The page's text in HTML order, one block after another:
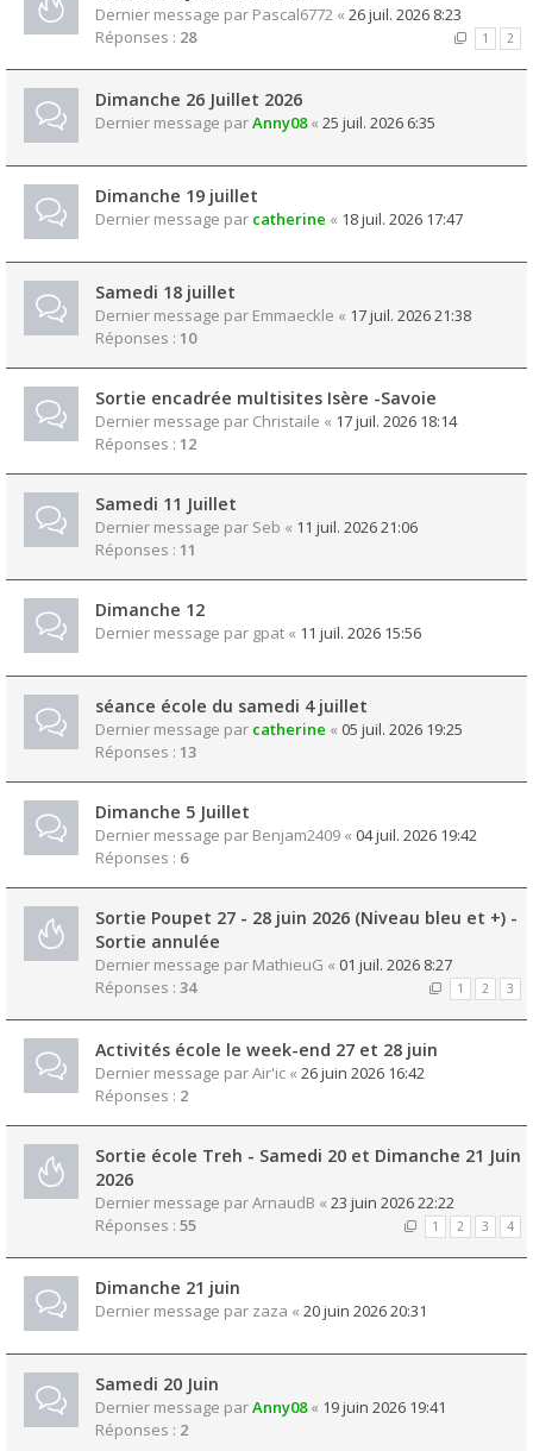
Dernier message par Pascal6772 « 26 juil. 2026 8:23
Réponses : 28 1 2
Dimanche 26 Juillet 2026
Dernier message parAnny08« 25 juil. 2026 6:35
Dimanche 19 juillet
Dernier message par catherine « 18 juil. 2026 17:47
Samedi 18 juillet
Dernier message par Emmaeckle « 17 juil. 2026 21:38
Réponses : 10
Sortie encadrée multisites Isère -Savoie
Dernier message par Christaile « 17 juil. 2026 18:14
Réponses : 12
Samedi 11 Juillet
Dernier message par Seb « 11 juil. 2026 21:06
Réponses : 11
Dimanche 12
Dernier message par gpat « 11 juil. 2026 15:56
séance école du samedi 4 juillet
Dernier message par catherine « 05 juil. 2026 19:25
Réponses : 13
Dimanche 5 Juillet
Dernier message par Benjam2409 « 04 juil. 2026 19:42
Réponses : 6
Sortie Poupet 27 - 28 juin 2026 (Niveau bleu et +) -
Sortie annulée
Dernier message par MathieuG « 01 juil. 2026 8:27
Réponses : 34 1 2 3
Activités école le week-end 27 et 28 juin
Dernier message parAir'ic « 26 juin 2026 16:42
Réponses : 2
Sortie école Treh - Samedi 20 et Dimanche 21 Juin
2026
Dernier message parArnaudB « 23 juin 2026 22:22
Réponses : 55 1 2 3 4
Dimanche 21 juin
Dernier message par zaza « 20 juin 2026 20:31
Samedi 20 Juin
Dernier message parAnny08« 19 juin 2026 19:41
Réponses : 2